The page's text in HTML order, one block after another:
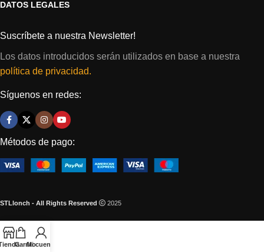
DATOS LEGALES
Suscríbete a nuestra Newsletter!
Los datos introducidos serán utilizados en base a nuestra
política de privacidad.
Síguenos en redes:
Métodos de pago:
STLlonch - All Rights Reserved 2025
CarritoMi cuenta